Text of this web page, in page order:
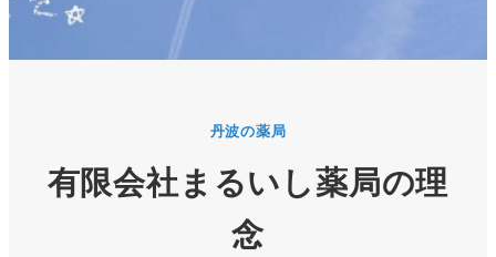
丹波の薬局
有限会社まるいし薬局の理
念